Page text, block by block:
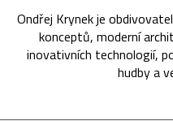
Ondřej Krynek je
konceptů, moderní
inovativních technologií,
hudby a